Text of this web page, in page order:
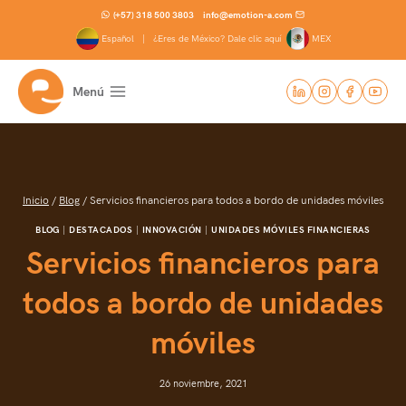
(+57) 318 500 3803 info@emotion-a.com
Español | ¿Eres de México? Dale clic aquí MEX
Menú
Inicio / Blog / Servicios financieros para todos a bordo de unidades móviles
BLOG |DESTACADOS INNOVACIÓN |UNIDADES MÓVILES FINANCIERAS
Servicios financieros para
todos a bordo de unidades
móviles
26 noviembre, 2021